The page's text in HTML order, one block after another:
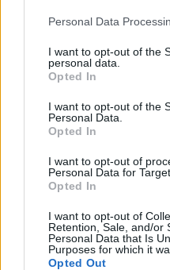
Please note that this
not limited to your visit or
grant or deny consent to
use your data for below
consent section.
Personal Data
I want to opt-out of the
personal data.
Opted In
I want to opt-out of the
Personal Data.
Opted In
I want to opt-out of
Personal Data for
Opted In
I want to opt-out of
Retention, Sale, and/or
Personal Data that Is
Purposes for which it
Opted Out
felkérésre hozzá intézett
a boldogtalanságról
megtalálható Csepeli
és Esterházy Péter
s köztük üres lapok
belül). Ami a szerzőket
Csepeli), semmi
legfeljebb a celebek
lehettünk tanúi, s
értelmes művet sem